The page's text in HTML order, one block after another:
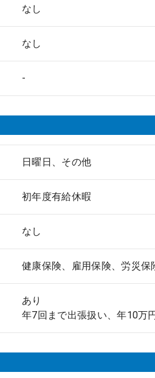
なし
なし
-
日曜日、その他
初年度有給休暇
なし
健康保険、雇用保険、労災保
あり
年7回まで出張扱い、年10万